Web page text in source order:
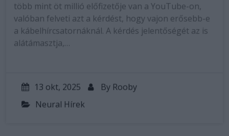
több mint öt millió előfizetője van a YouTube-on,
valóban felveti azt a kérdést, hogy vajon erősebb-e
a kábelhírcsatornáknál. A kérdés jelentőségét az is
alátámasztja,…
13 okt, 2025 By Rooby
Neural Hírek